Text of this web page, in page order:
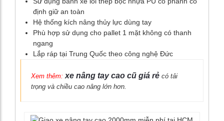
định giữ an toàn
Hệ thống kích nâng thủy lực dùng tay
Phù hợp sử dụng cho pallet 1 mặt không có thanh
ngang
Lắp ráp tại Trung Quốc theo công nghệ Đức
Xem thêm: xe nâng tay cao cũ giá rẻ có tải
trọng và chiều cao nâng lớn hơn.